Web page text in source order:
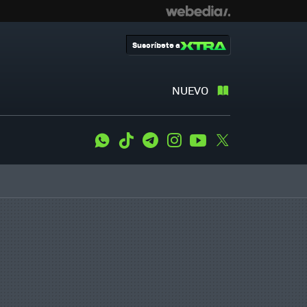
NUEVO
Suscríbete a
WhatsApp
Tiktok TelegramInstagramYoutube